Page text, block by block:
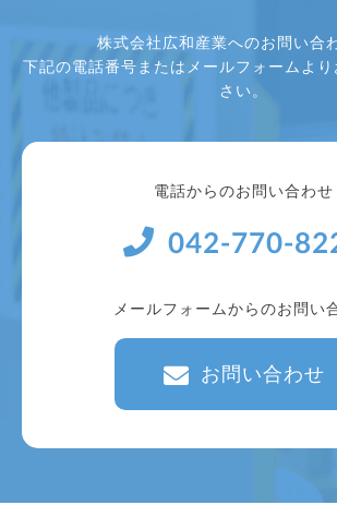
株式会社広和産業へのお問い合
下記の電話番号またはメールフォームよ
さい。
電話からのお問い合わせ
042-770-
メールフォームからのお問い
お問い合わせ